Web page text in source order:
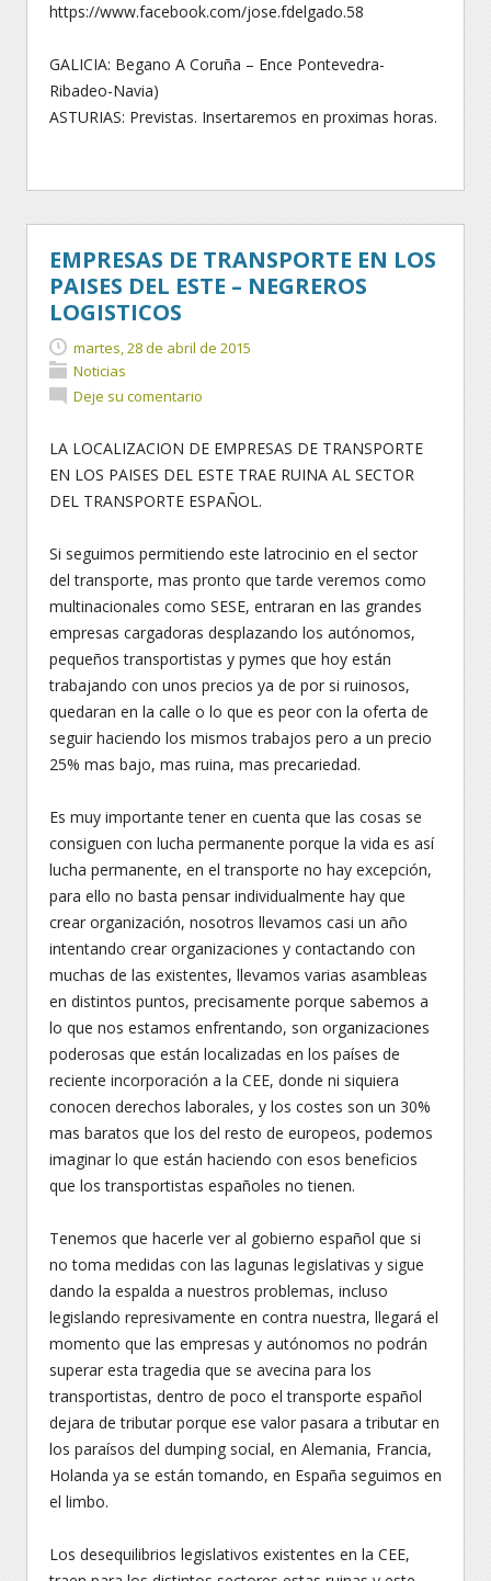
https://www.facebook.com/jose.fdelgado.58
GALICIA: Begano A Coruña – Ence Pontevedra-
Ribadeo-Navia)
ASTURIAS: Previstas. Insertaremos en proximas horas.
EMPRESAS DE TRANSPORTE EN LOS
PAISES DEL ESTE – NEGREROS
LOGISTICOS
martes, 28 de abril de 2015
Noticias
Deje su comentario
LA LOCALIZACION DE EMPRESAS DE TRANSPORTE
EN LOS PAISES DEL ESTE TRAE RUINA AL SECTOR
DEL TRANSPORTE ESPAÑOL.
Si seguimos permitiendo este latrocinio en el sector
del transporte, mas pronto que tarde veremos como
multinacionales como SESE, entraran en las grandes
empresas cargadoras desplazando los autónomos,
pequeños transportistas y pymes que hoy están
trabajando con unos precios ya de por si ruinosos,
quedaran en la calle o lo que es peor con la oferta de
seguir haciendo los mismos trabajos pero a un precio
25% mas bajo, mas ruina, mas precariedad.
Es muy importante tener en cuenta que las cosas se
consiguen con lucha permanente porque la vida es así
lucha permanente, en el transporte no hay excepción,
para ello no basta pensar individualmente hay que
crear organización, nosotros llevamos casi un año
intentando crear organizaciones y contactando con
muchas de las existentes, llevamos varias asambleas
en distintos puntos, precisamente porque sabemos a
lo que nos estamos enfrentando, son organizaciones
poderosas que están localizadas en los países de
reciente incorporación a la CEE, donde ni siquiera
conocen derechos laborales, y los costes son un 30%
mas baratos que los del resto de europeos, podemos
imaginar lo que están haciendo con esos beneficios
que los transportistas españoles no tienen.
Tenemos que hacerle ver al gobierno español que si
no toma medidas con las lagunas legislativas y sigue
dando la espalda a nuestros problemas, incluso
legislando represivamente en contra nuestra, llegará el
momento que las empresas y autónomos no podrán
superar esta tragedia que se avecina para los
transportistas, dentro de poco el transporte español
dejara de tributar porque ese valor pasara a tributar en
los paraísos del dumping social, en Alemania, Francia,
Holanda ya se están tomando, en España seguimos en
el limbo.
Los desequilibrios legislativos existentes en la CEE,